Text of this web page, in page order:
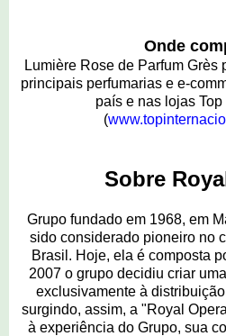
Onde
Lumière Rose de Parfum Grès
principais perfumarias e e-
país e nas lojas Top
(
Sobre
Grupo fundado em 1968, em
sido considerado pioneiro no
Brasil. Hoje, ela é composta
2007 o grupo decidiu criar
exclusivamente à
surgindo, assim, a "Royal
à experiência do Grupo, sua